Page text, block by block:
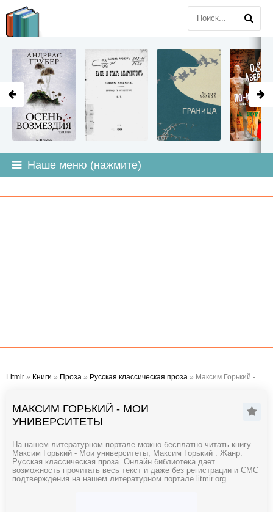
Наше меню (нажмите)
Litmir » Книги » Проза » Русская классическая проза » Максим Горький - Мои университеты
МАКСИМ ГОРЬКИЙ - МОИ
УНИВЕРСИТЕТЫ
На нашем литературном портале можно бесплатно читать книгу
Максим Горький - Мои университеты, Максим Горький . Жанр:
Русская классическая проза. Онлайн библиотека дает
возможность прочитать весь текст и даже без регистрации и СМС
подтверждения на нашем литературном портале litmir.org.
LITMIR.ORG